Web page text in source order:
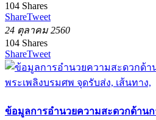
104 Shares
ShareTweet
24 ตุลาคม 2560
104 Shares
ShareTweet
ข้อมูลการอำนวยความสะดวกด้าน